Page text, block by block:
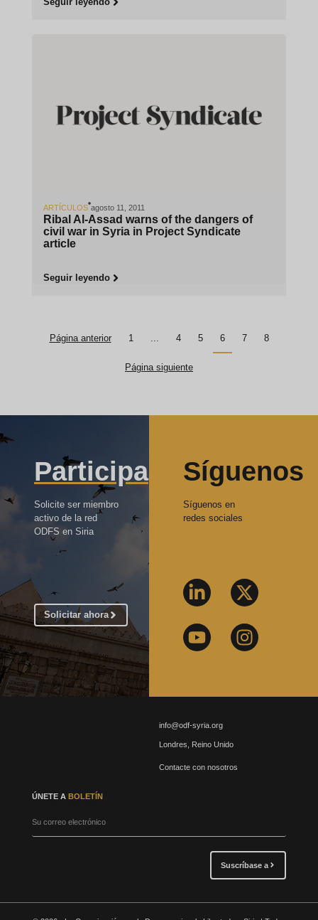
ARTÍCULOS agosto 11, 2011
Ribal Al-Assad warns of the dangers of
civil war in Syria in Project Syndicate
article
Seguir leyendo
Página anterior 1 4 5 6 7 8
Página siguiente
Participa
Solicite ser miembro
activo de la red
ODFS en Siria
Solicitar ahora
Síguenos
Síguenos en
redes sociales
info@odf-syria.org
Londres, Reino Unido
Contacte con nosotros
ÚNETE A BOLETÍN
Suscríbase a